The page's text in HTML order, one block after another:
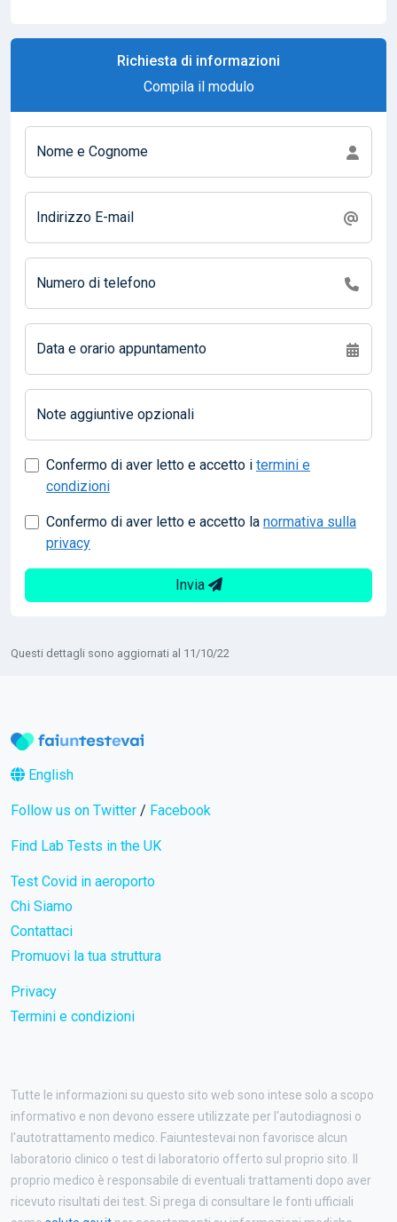
Richiesta di informazioni
Compila il modulo
Nome e Cognome
Indirizzo E-mail
Numero di telefono
Data e orario appuntamento
Note aggiuntive opzionali
Confermo di aver letto e accetto i termini e
condizioni
Confermo di aver letto e accetto la normativa sulla
privacy
Invia
Questi dettagli sono aggiornati al 11/10/22
English
Follow us on Twitter / Facebook
Find Lab Tests in the UK
Test Covid in aeroporto
Chi Siamo
Contattaci
Promuovi la tua struttura
Privacy
Termini e condizioni
Tutte le informazioni su questo sito web sono intese solo a scopo
informativo e non devono essere utilizzate per l'autodiagnosi o
l'autotrattamento medico. Faiuntestevai non favorisce alcun
laboratorio clinico o test di laboratorio offerto sul proprio sito. Il
proprio medico è responsabile di eventuali trattamenti dopo aver
ricevuto risultati dei test. Si prega di consultare le fonti ufficiali